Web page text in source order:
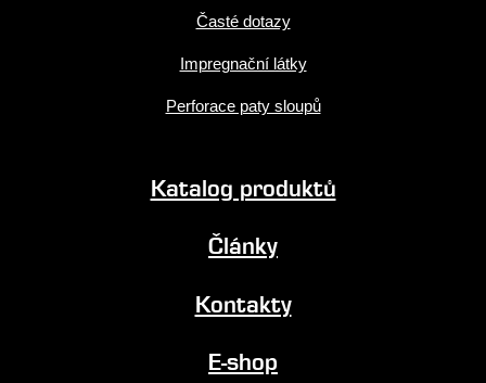
Časté dotazy
Impregnační látky
Perforace paty sloupů
Katalog produktů
Články
Kontakty
E-shop